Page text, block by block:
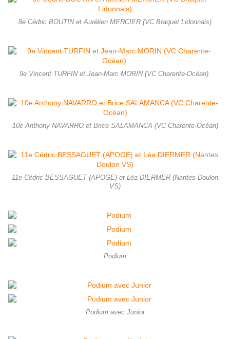
8e Cédric BOUTIN et Aurélien MERCIER (VC Braquet Lidonnais)
9e Vincent TURFIN et Jean-Marc MORIN (VC Charente-Océan).
10e Anthony NAVARRO et Brice SALAMANCA (VC Charente-Océan)
11e Cédric BESSAGUET (APOGE) et Léa DIERMER (Nantes Doulon
VS)
Podium
Podium avec Junior